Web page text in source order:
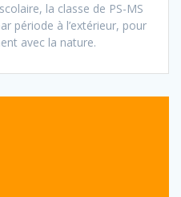
la classe de PS-MS
période à l’extérieur, pour
avec la nature.